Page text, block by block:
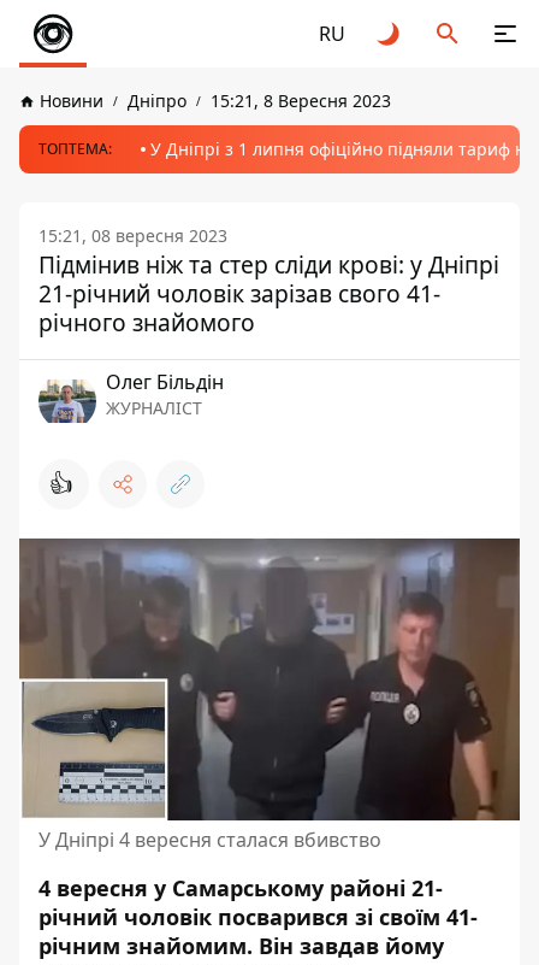
RU
Новини Дніпро 15:21, 8 Вересня 2023
ТОПТЕМА: У Дніпрі з 1 липня офіційно підняли тариф
15:21, 08 вересня 2023
Підмінив ніж та стер сліди крові: у Дніпрі
21-річний чоловік зарізав свого 41-
річного знайомого
Олег Більдін
ЖУРНАЛІСТ
👍
У Дніпрі 4 вересня сталася вбивство
4 вересня у Самарському районі 21-
річний чоловік посварився зі своїм 41-
річним знайомим. Він завдав йому